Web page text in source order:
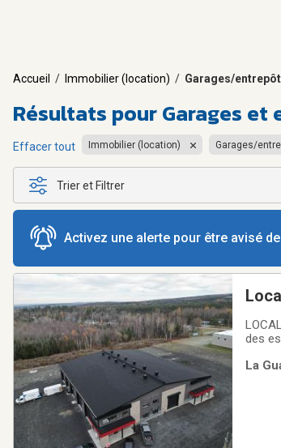
Accueil / Immobilier (location) / Garages/
Résultats pourGarages et
Effacer tout Immobilier (location) Garages/
Trier et Filtrer
Activez une alerte pour être avisé
LOCAL
des
La